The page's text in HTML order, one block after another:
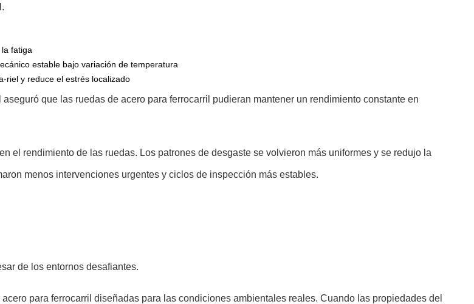
fatiga
estable bajo variación de temperatura
riel y reduce el estrés localizado
que las ruedas de acero para ferrocarril pudieran mantener un rendimiento constante en
el rendimiento de las ruedas. Los patrones de desgaste se volvieron más uniformes y se redujo la
menos intervenciones urgentes y ciclos de inspección más estables.
de los entornos desafiantes.
para ferrocarril diseñadas para las condiciones ambientales reales. Cuando las propiedades del